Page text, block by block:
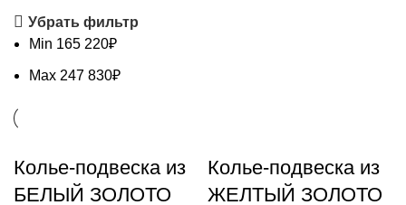
Убрать фильтр
Min 165 220₽
Max 247 830₽
Колье-подвеска из
БЕЛЫЙ ЗОЛОТО
Колье-подвеска из
ЖЕЛТЫЙ ЗОЛОТО